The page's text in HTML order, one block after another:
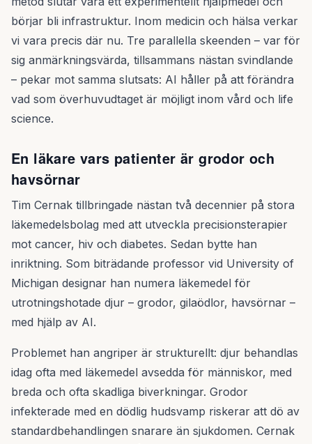
börjar bli infrastruktur. Inom medicin och hälsa verkar
vi vara precis där nu. Tre parallella skeenden – var för
sig anmärkningsvärda, tillsammans nästan svindlande
– pekar mot samma slutsats: AI håller på att förändra
vad som överhuvudtaget är möjligt inom vård och life
science.
En läkare vars patienter är grodor och
havsörnar
Tim Cernak tillbringade nästan två decennier på stora
läkemedelsbolag med att utveckla precisionsterapier
mot cancer, hiv och diabetes. Sedan bytte han
inriktning. Som biträdande professor vid University of
Michigan designar han numera läkemedel för
utrotningshotade djur – grodor, gilaödlor, havsörnar –
med hjälp av AI.
Problemet han angriper är strukturellt: djur behandlas
idag ofta med läkemedel avsedda för människor, med
breda och ofta skadliga biverkningar. Grodor
infekterade med en dödlig hudsvamp riskerar att dö av
standardbehandlingen snarare än sjukdomen. Cernak